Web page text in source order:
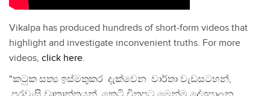
Vikalpa has produced hundreds of short-form videos that
highlight and investigate inconvenient truths. For more
videos, click here.
"කටුක සත්‍ය ඉස්මතුකර දැක්වෙන වාර්තා වැඩසටහන්,